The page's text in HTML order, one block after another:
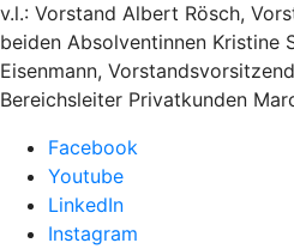
v.l.: Vorstand Albert Rösch,
beiden Absolventinnen Kristine
Eisenmann,
Bereichsleiter Privatkunden
Facebook
Youtube
LinkedIn
Instagram